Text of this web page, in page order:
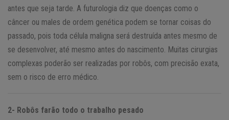
antes que seja tarde. A futurologia diz que doenças como o
câncer ou males de ordem genética podem se tornar coisas do
passado, pois toda célula maligna será destruída antes mesmo de
se desenvolver, até mesmo antes do nascimento. Muitas cirurgias
complexas poderão ser realizadas por robôs, com precisão exata,
sem o risco de erro médico.
2- Robôs farão todo o trabalho pesado